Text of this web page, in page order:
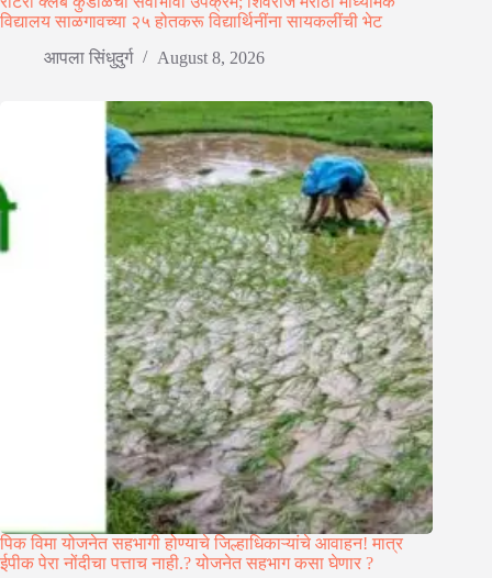
विद्यालय साळगावच्या २५ होतकरू विद्यार्थिनींना सायकलींची भेट
आपला सिंधुदुर्ग
August 8, 2026
पिक विमा योजनेत सहभागी होण्याचे जिल्हाधिकाऱ्यांचे आवाहन! मात्र
ईपीक पेरा नोंदीचा पत्ताच नाही.? योजनेत सहभाग कसा घेणार ?